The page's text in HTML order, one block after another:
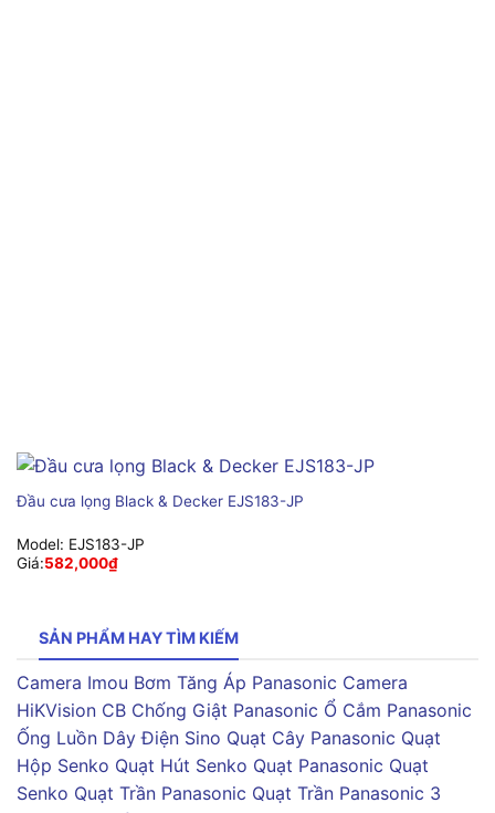
Đầu cưa lọng Black & Decker EJS183-JP
Model: EJS183-JP
Giá:582,000₫
SẢN PHẨM HAY TÌM KIẾM
Camera Imou Bơm Tăng Áp Panasonic Camera
HiKVision CB Chống Giật Panasonic Ổ Cắm Panasonic
Ống Luồn Dây Điện Sino Quạt Cây Panasonic Quạt
Hộp Senko Quạt Hút Senko Quạt Panasonic Quạt
Senko Quạt Trần Panasonic Quạt Trần Panasonic 3